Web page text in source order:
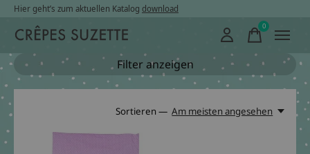
Hier geht’s zum aktuellen Katalog download
0items
Filter anzeigen
Sortieren — Am meisten angesehen